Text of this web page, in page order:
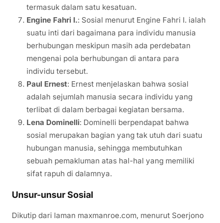
termasuk dalam satu kesatuan.
Engine Fahri I.: Sosial menurut Engine Fahri I. ialah
suatu inti dari bagaimana para individu manusia
berhubungan meskipun masih ada perdebatan
mengenai pola berhubungan di antara para
individu tersebut.
Paul Ernest: Ernest menjelaskan bahwa sosial
adalah sejumlah manusia secara individu yang
terlibat di dalam berbagai kegiatan bersama.
Lena Dominelli: Dominelli berpendapat bahwa
sosial merupakan bagian yang tak utuh dari suatu
hubungan manusia, sehingga membutuhkan
sebuah pemakluman atas hal-hal yang memiliki
sifat rapuh di dalamnya.
Unsur-unsur Sosial
Dikutip dari laman maxmanroe.com, menurut Soerjono